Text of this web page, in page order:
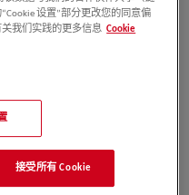
6 7 8
设置”部分更改您的同意偏
我们实践的更多信息 Cookie
接受所有 Cookie